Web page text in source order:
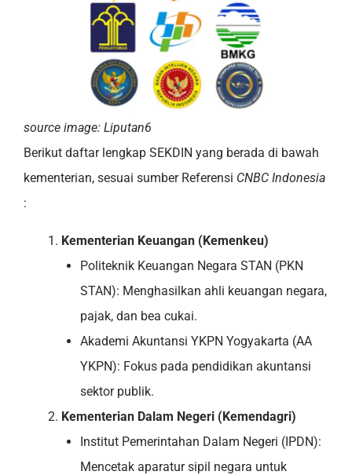
source image: Liputan6
Berikut daftar lengkap SEKDIN yang berada di bawah
kementerian, sesuai sumber Referensi CNBC Indonesia
:
Kementerian Keuangan (Kemenkeu)
Politeknik Keuangan Negara STAN (PKN
STAN): Menghasilkan ahli keuangan negara,
pajak, dan bea cukai.
Akademi Akuntansi YKPN Yogyakarta (AA
YKPN): Fokus pada pendidikan akuntansi
sektor publik.
Kementerian Dalam Negeri (Kemendagri)
Institut Pemerintahan Dalam Negeri (IPDN):
Mencetak aparatur sipil negara untuk